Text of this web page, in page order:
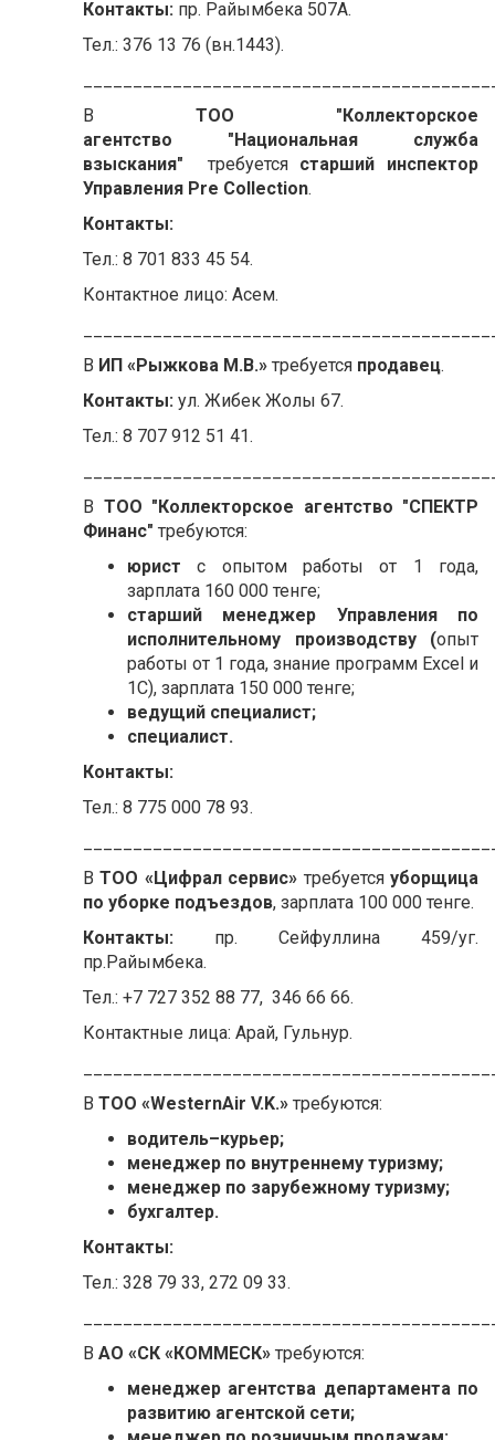
Контакты: пр. Райымбека 507А.
Тел.: 376 13 76 (вн.1443).
В ТОО "Коллекторское
агентство "Национальная служба
взыскания" требуется старший инспектор
Управления Pre Collection.
Контакты:
Тел.: 8 701 833 45 54.
Контактное лицо: Асем.
В ИП «Рыжкова М.В.» требуется продавец.
Контакты: ул. Жибек Жолы 67.
Тел.: 8 707 912 51 41.
В ТОО "Коллекторское агентство "СПЕКТР
Финанс" требуются:
юристс опытом работы от 1 года,
зарплата 160 000 тенге;
старший менеджер Управления по
исполнительному производству (опыт
работы от 1 года, знание программ Excel и
1С), зарплата 150 000 тенге;
ведущий специалист;
специалист.
Контакты:
Тел.: 8 775 000 78 93.
ВТОО «Цифрал сервис» требуетсяуборщица
по уборке подъездов, зарплата 100 000 тенге.
Контакты: пр. Сейфуллина 459/уг.
пр.Райымбека.
Тел.: +7 727 352 88 77, 346 66 66.
Контактные лица: Арай, Гульнур.
В ТОО «WesternAir V.K.» требуются:
водитель–курьер;
менеджер по внутреннему туризму;
менеджер по зарубежному туризму;
бухгалтер.
Контакты:
Тел.: 328 79 33, 272 09 33.
В АО «СК «КОММЕСК» требуются:
менеджер агентства департамента по
развитию агентской сети;